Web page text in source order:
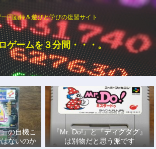
回顧録＆遊びと学びの復習サイト
ゲームを３分間・・・。
の自機こ
ないのか
『Mr. Do!』と『ディグダグ』
は別物だと思う派です